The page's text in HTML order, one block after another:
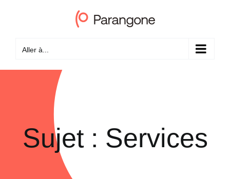
Aller à...
Sujet : Services